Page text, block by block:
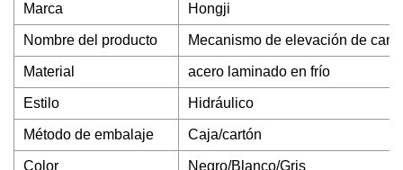
Marca Hongji
Nombre del producto Mecanismo de elevación de
Material acero laminado en frío
Estilo Hidráulico
Método de embalaje Caja/cartón
Color Negro/Blanco/Gris